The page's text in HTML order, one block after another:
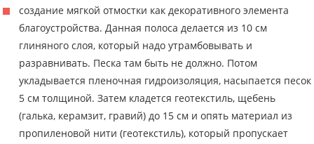
создание мягкой отмостки как декоративного элемента
благоустройства. Данная полоса делается из 10 см
глиняного слоя, который надо утрамбовывать и
разравнивать. Песка там быть не должно. Потом
укладывается пленочная гидроизоляция, насыпается песок
5 см толщиной. Затем кладется геотекстиль, щебень
(галька, керамзит, гравий) до 15 см и опять материал из
пропиленовой нити (геотекстиль), который пропускает